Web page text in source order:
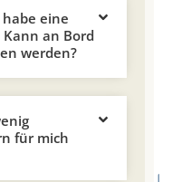
eine
an Bord
werden?
für mich